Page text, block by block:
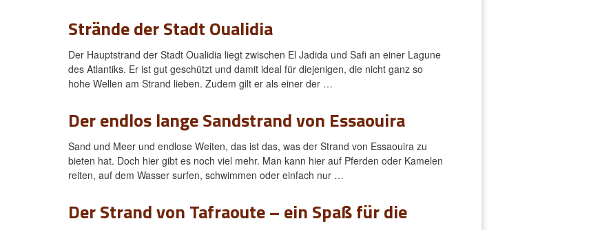
Strände der Stadt Oualidia
Der Hauptstrand der Stadt Oualidia liegt zwischen El Jadida und Safi an einer Lagune
des Atlantiks. Er ist gut geschützt und damit ideal für diejenigen, die nicht ganz so
hohe Wellen am Strand lieben. Zudem gilt er als einer der …
Der endlos lange Sandstrand von Essaouira
Sand und Meer und endlose Weiten, das ist das, was der Strand von Essaouira zu
bieten hat. Doch hier gibt es noch viel mehr. Man kann hier auf Pferden oder Kamelen
reiten, auf dem Wasser surfen, schwimmen oder einfach nur …
Der Strand von Tafraoute – ein Spaß für die